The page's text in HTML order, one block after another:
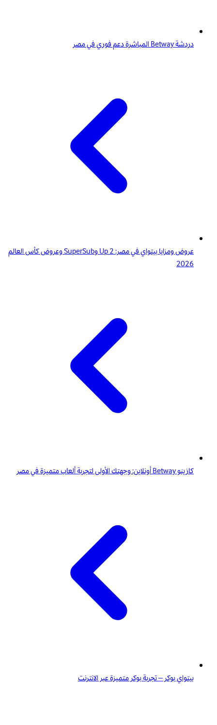
دردشة Betway المباشرة دعم فوري في مصر
عروض ومزايا بيتواي في مصر: 2 Up وSuperSub وعروض كأس العالم
2026
كازينو Betway أونلاين: وجهتك الأولى لتجربة ألعاب متميزة في مصر
بيتواي بوكر – تجربة بوكر متميزة عبر الانترنت